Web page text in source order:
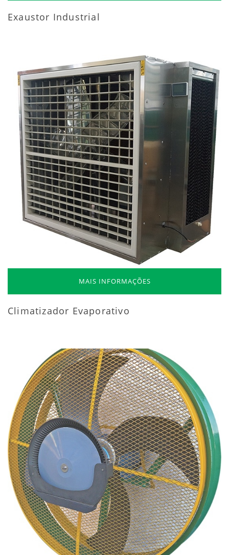
Exaustor Industrial
MAIS INFORMAÇÕES
Climatizador Evaporativo